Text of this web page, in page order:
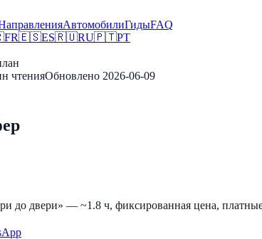
АвтомобилиГидыFAQ
FR🇪🇸ES🇷🇺RU🇵🇹PT
чтенияОбновлено 2026-06-09
до двери» — ~1.8 ч, фиксированная цена,